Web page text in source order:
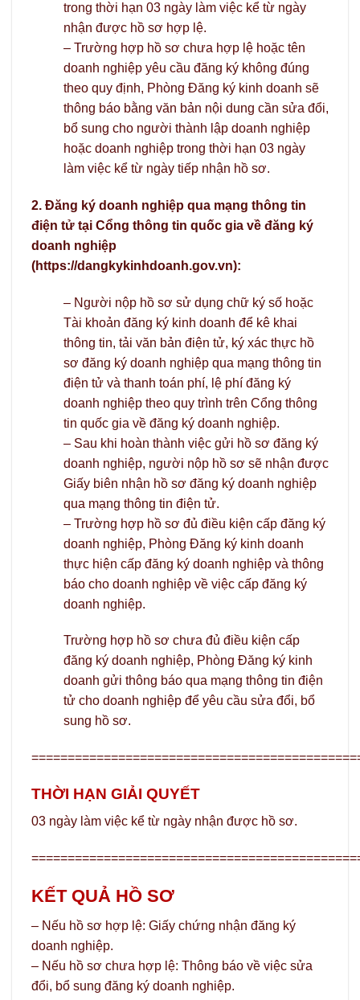
trong thời hạn 03 ngày làm việc kể từ ngày
nhận được hồ sơ hợp lệ.
– Trường hợp hồ sơ chưa hợp lệ hoặc tên
doanh nghiệp yêu cầu đăng ký không đúng
theo quy định, Phòng Đăng ký kinh doanh sẽ
thông báo bằng văn bản nội dung cần sửa đổi,
bổ sung cho người thành lập doanh nghiệp
hoặc doanh nghiệp trong thời hạn 03 ngày
làm việc kể từ ngày tiếp nhận hồ sơ.
2. Đăng ký doanh nghiệp qua mạng thông tin
điện tử tại Cổng thông tin quốc gia về đăng ký
doanh nghiệp
(https://dangkykinhdoanh.gov.vn):
– Người nộp hồ sơ sử dụng chữ ký số hoặc
Tài khoản đăng ký kinh doanh để kê khai
thông tin, tải văn bản điện tử, ký xác thực hồ
sơ đăng ký doanh nghiệp qua mạng thông tin
điện tử và thanh toán phí, lệ phí đăng ký
doanh nghiệp theo quy trình trên Cổng thông
tin quốc gia về đăng ký doanh nghiệp.
– Sau khi hoàn thành việc gửi hồ sơ đăng ký
doanh nghiệp, người nộp hồ sơ sẽ nhận được
Giấy biên nhận hồ sơ đăng ký doanh nghiệp
qua mạng thông tin điện tử.
– Trường hợp hồ sơ đủ điều kiện cấp đăng ký
doanh nghiệp, Phòng Đăng ký kinh doanh
thực hiện cấp đăng ký doanh nghiệp và thông
báo cho doanh nghiệp về việc cấp đăng ký
doanh nghiệp.
Trường hợp hồ sơ chưa đủ điều kiện cấp
đăng ký doanh nghiệp, Phòng Đăng ký kinh
doanh gửi thông báo qua mạng thông tin điện
tử cho doanh nghiệp để yêu cầu sửa đổi, bổ
sung hồ sơ.
THỜI HẠN GIẢI QUYẾT
03 ngày làm việc kể từ ngày nhận được hồ sơ.
KẾT QUẢ HỒ SƠ
– Nếu hồ sơ hợp lệ: Giấy chứng nhận đăng ký
doanh nghiệp.
– Nếu hồ sơ chưa hợp lệ: Thông báo về việc sửa
đổi, bổ sung đăng ký doanh nghiệp.